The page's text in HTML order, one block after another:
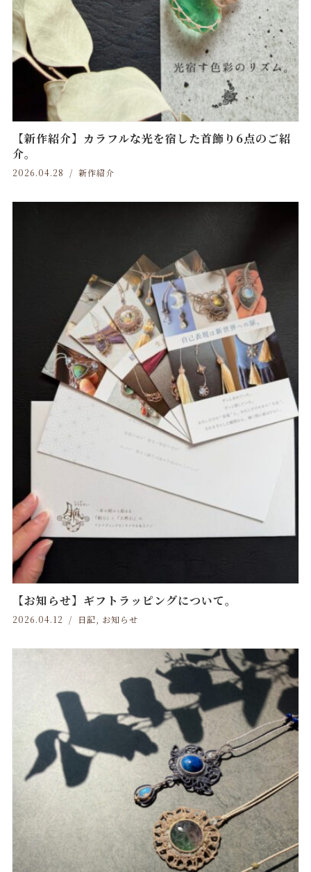
【新作紹介】カラフルな光を宿した首飾り6点のご紹
介。
2026.04.28 新作紹介
【お知らせ】ギフトラッピングについて。
2026.04.12 日記 お知らせ